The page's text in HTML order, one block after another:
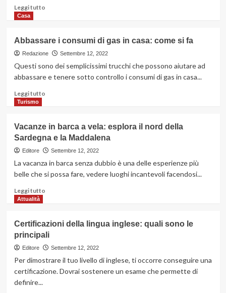
Leggi tuttoLeggi
Vendere
diamanti
online:
in
Casa
Abbassare i consumi di gas in casa: come si fa
Redazione Settembre 12, 2022
Questi sono dei semplicissimi trucchi che possono aiutare ad
abbassare e tenere sotto controllo i consumi di gas in casa...
Leggi tuttoLeggi
Abbassare
i
consumi
di
in
Turismo
Vacanze in barca a vela: esplora il nord della
Sardegna e la Maddalena
Editore Settembre 12, 2022
La vacanza in barca senza dubbio è una delle esperienze più
belle che si possa fare, vedere luoghi incantevoli facendosi...
Leggi tuttoLeggi
Vacanze
in
barca
esplora
Attualità
Certificazioni della lingua inglese: quali sono le
principali
Editore Settembre 12, 2022
Per dimostrare il tuo livello di inglese, ti occorre conseguire una
certificazione. Dovrai sostenere un esame che permette di
definire...